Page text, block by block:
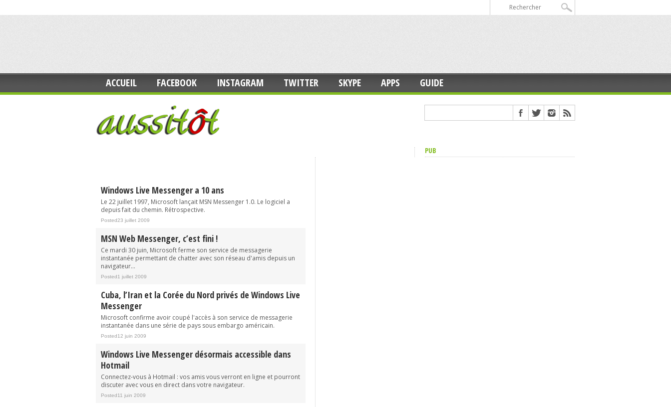
ACCUEIL FACEBOOK INSTAGRAM TWITTER SKYPE APPS GUIDE
Windows Live Messenger a 10 ans
Le 22 juillet 1997, Microsoft lançait MSN Messenger 1.0. Le logiciel a
depuis fait du chemin. Rétrospective.
Posted23 juillet 2009
MSN Web Messenger, c’est fini !
Ce mardi 30 juin, Microsoft ferme son service de messagerie
instantanée permettant de chatter avec son réseau d'amis depuis un
navigateur...
Posted1 juillet 2009
Cuba, l’Iran et la Corée du Nord privés de Windows Live
Messenger
Microsoft confirme avoir coupé l'accès à son service de messagerie
instantanée dans une série de pays sous embargo américain.
Posted12 juin 2009
Windows Live Messenger désormais accessible dans
Hotmail
Connectez-vous à Hotmail : vos amis vous verront en ligne et pourront
discuter avec vous en direct dans votre navigateur.
Posted11 juin 2009
PUB